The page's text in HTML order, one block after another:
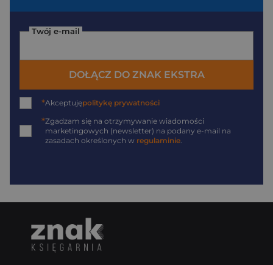
Twój e-mail
DOŁĄCZ DO ZNAK EKSTRA
*Akceptujępolitykę prywatności
*Zgadzam się na otrzymywanie wiadomości
marketingowych (newsletter) na podany e-mail na
zasadach określonych w regulaminie.